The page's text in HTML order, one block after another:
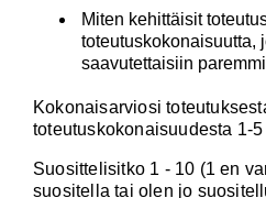
Miten kehittäisit
toteutuskokonaisuutta,
saavutettaisiin
Kokonaisarviosi
toteutuskokonaisuudesta 1-5
Suosittelisitko 1 - 10 (1 en
suositella tai olen jo